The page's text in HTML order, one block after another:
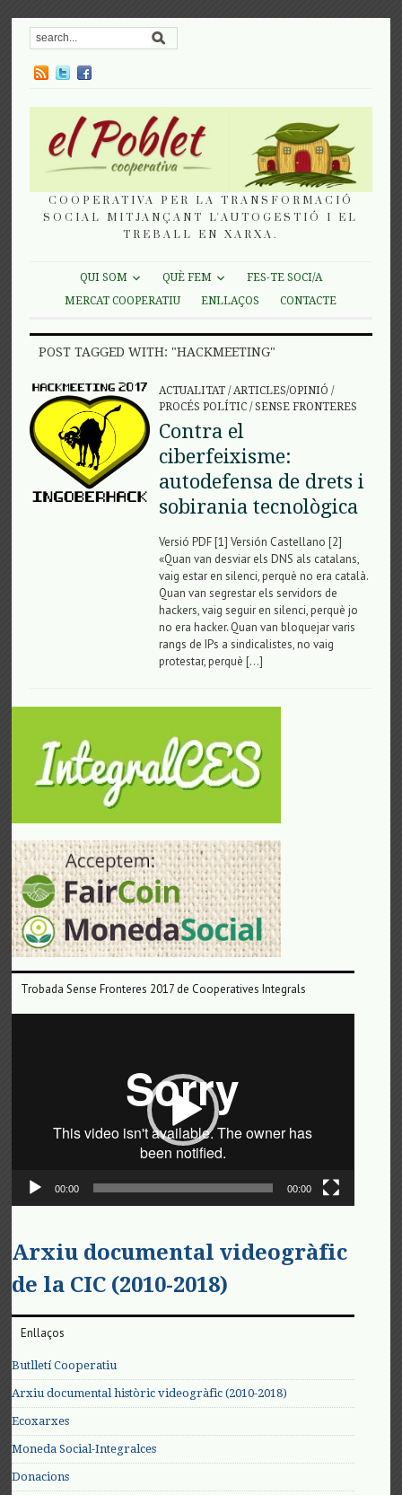
COOPERATIVA PER LA TRANSFORMACIÓ
SOCIAL MITJANÇANT L'AUTOGESTIÓ I EL
TREBALL EN XARXA.
QUI SOM QUÈ FEM
FES-TE SOCI/A
MERCAT COOPERATIU
ENLLAÇOS CONTACTE
POST TAGGED WITH: "HACKMEETING"
ACTUALITAT/ARTICLES/OPINIÓ /
PROCÉS POLÍTIC/SENSE FRONTERES
Contra el
ciberfeixisme:
autodefensa de drets i
sobirania tecnològica
Versió PDF [1] Versión Castellano [2]
«Quan van desviar els DNS als catalans,
vaig estar en silenci, perquè no era català.
Quan van segrestar els servidors de
hackers, vaig seguir en silenci, perquè jo
no era hacker. Quan van bloquejar varis
rangs de IPs a sindicalistes, no vaig
protestar, perquè […]
Trobada Sense Fronteres 2017 de Cooperatives Integrals
00:00 00:00
Arxiu documental videogràfic
de la CIC (2010-2018)
Enllaços
Butlletí Cooperatiu
Arxiu documental històric videogràfic (2010-2018)
Ecoxarxes
Moneda Social-Integralces
Donacions